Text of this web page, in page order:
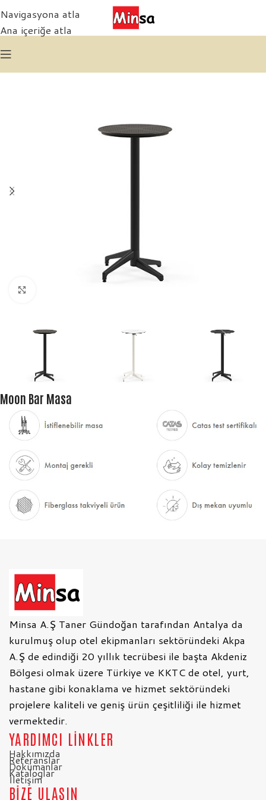
Navigasyona atla
Ana içeriğe atla
Moon Bar Masa
Minsa A.Ş Taner Gündoğan tarafından Antalya da
kurulmuş olup otel ekipmanları sektöründeki Akpa
A.Ş de edindiği 20 yıllık tecrübesi ile başta Akdeniz
Bölgesi olmak üzere Türkiye ve KKTC de otel, yurt,
hastane gibi konaklama ve hizmet sektöründeki
projelere kaliteli ve geniş ürün çeşitliliği ile hizmet
vermektedir.
YARDIMCI LİNKLER
Hakkımızda
Referanslar
Dokümanlar
Kataloglar
İletişim
BİZE ULAŞIN